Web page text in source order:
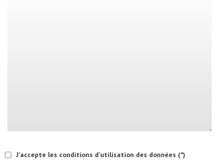
J'accepte les conditions d'utilisation des données (*)